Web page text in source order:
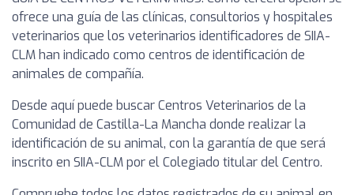
ofrece una guía de las clínicas, consultorios y hospitales
veterinarios que los veterinarios identificadores de SIIA-
CLM han indicado como centros de identificación de
animales de compañía.
Desde aquí puede buscar Centros Veterinarios de la
Comunidad de Castilla-La Mancha donde realizar la
identificación de su animal, con la garantía de que será
inscrito en SIIA-CLM por el Colegiado titular del Centro.